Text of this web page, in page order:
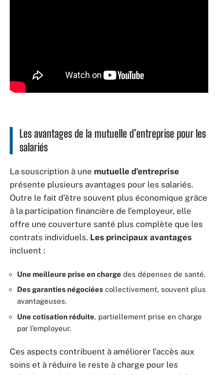
Les avantages de la mutuelle d’entreprise pour les
salariés
La souscription à une mutuelle d’entreprise
présente plusieurs avantages pour les salariés.
Outre le fait d’être souvent plus économique grâce
à la participation financière de l’employeur, elle
offre une couverture santé plus complète que les
contrats individuels. Les principaux avantages
incluent :
Une meilleure prise en charge des dépenses de santé.
Des garanties négociées collectivement, souvent plus
avantageuses.
Une cotisation réduite, partiellement prise en charge
par l’employeur.
Ces aspects contribuent à améliorer l’accès aux
soins et à réduire le reste à charge pour les